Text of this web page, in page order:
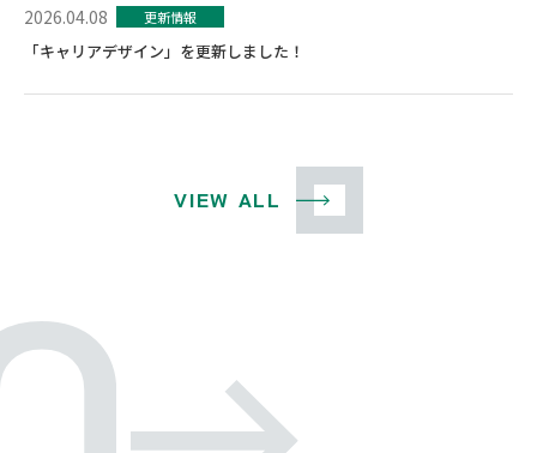
2026.04.08 更新情報
「キャリアデザイン」を更新しました！
VIEW ALL